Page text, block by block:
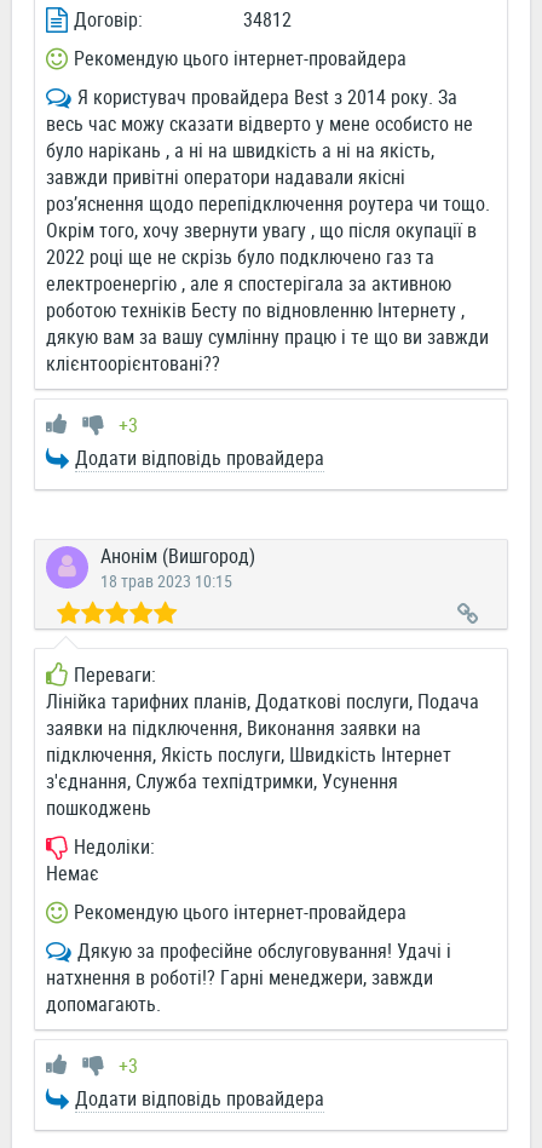
Договір:
34812
Рекомендую цього інтернет-провайдера
Я користувач провайдера Best з 2014 року. За
весь час можу сказати відверто у мене особисто не
було нарікань , а ні на швидкість а ні на якість,
завжди привітні оператори надавали якісні
роз’яснення щодо перепідключення роутера чи тощо.
Окрім того, хочу звернути увагу , що після окупації в
2022 році ще не скрізь було подключено газ та
електроенергію , але я спостерігала за активною
роботою техніків Бесту по відновленню Інтернету ,
дякую вам за вашу сумлінну працю і те що ви завжди
клієнтоорієнтовані??
+3
Додати відповідь провайдера
Анонім (Вишгород)
18 трав 2023 10:15
Переваги:
Лінійка тарифних планів, Додаткові послуги, Подача
заявки на підключення, Виконання заявки на
підключення, Якість послуги, Швидкість Інтернет
з'єднання, Служба техпідтримки, Усунення
пошкоджень
Недоліки:
Немає
Рекомендую цього інтернет-провайдера
Дякую за професійне обслуговування! Удачі і
натхнення в роботі!? Гарні менеджери, завжди
допомагають.
+3
Додати відповідь провайдера